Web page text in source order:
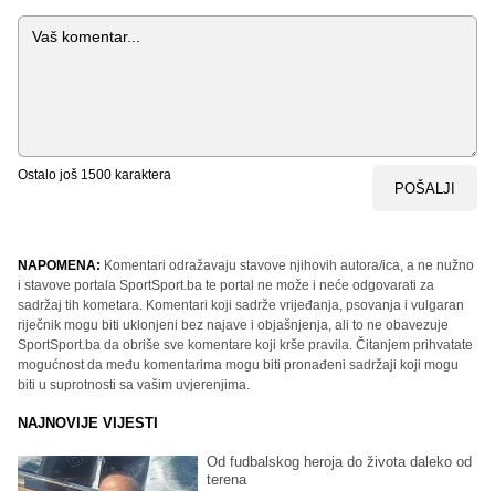
Komentar
Ostalo još 1500 karaktera
POŠALJI
NAPOMENA: Komentari odražavaju stavove njihovih autora/ica, a ne nužno
i stavove portala SportSport.ba te portal ne može i neće odgovarati za
sadržaj tih kometara. Komentari koji sadrže vrijeđanja, psovanja i vulgaran
riječnik mogu biti uklonjeni bez najave i objašnjenja, ali to ne obavezuje
SportSport.ba da obriše sve komentare koji krše pravila. Čitanjem prihvatate
mogućnost da među komentarima mogu biti pronađeni sadržaji koji mogu
biti u suprotnosti sa vašim uvjerenjima.
NAJNOVIJE VIJESTI
Od fudbalskog heroja do života daleko od
terena